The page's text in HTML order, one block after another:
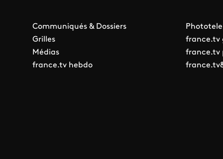
Communiqués & Dossiers
Grilles
Médias
france.tv hebdo
Phototele
france.tv
france.tv